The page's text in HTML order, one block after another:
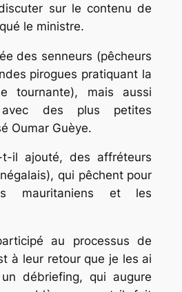
sur le contenu de
le ministre.
des senneurs (pêcheurs
pirogues pratiquant la
tournante), mais aussi
des plus petites
Oumar Guèye.
t-il ajouté, des affréteurs
qui pêchent pour
mauritaniens et les
au processus de
à leur retour que je les ai
débriefing, qui augure